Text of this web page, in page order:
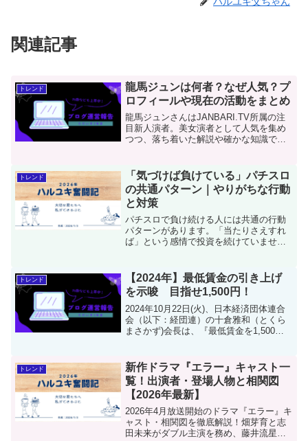
関連記事
トレンド
龍馬ジュンは何者？なぜ人気？プ
ロフィールや現在の活動をまとめ
龍馬ジュンさんはJANBARI.TV所属の注
目新人演者。美女演者として人気を集め
つつ、落ち着いた解説や確かな知識でフ
説。
トレンド
「気づけば負けている」パチスロ
の共通パターン｜やりがちな行動
と対策
パチスロで負け続ける人には共通の行動
パターンがあります。「当たりさえすれ
ば」という感情で投資を続けていません
支を安定させる具体的な改善策と心の持
ち方を解説します。
トレンド
【2024年】最低賃金の引き上げ
を示唆 目指せ1,500円！
2024年10月22日(火)、日本経済団体連合
会（以下：経団連）の十倉雅和（とくら
まさかず)会長は、『最低賃金を1,500円/
した。2024年度の最低賃金は、全国平
均...
トレンド
新作ドラマ『エラー』キャスト一
覧！出演者・登場人物と相関図
【2026年最新】
2026年4月放送開始のドラマ『エラー』キ
ャスト・相関図を徹底解説！畑芽育と志
田未来がダブル主演を務め、藤井流星、